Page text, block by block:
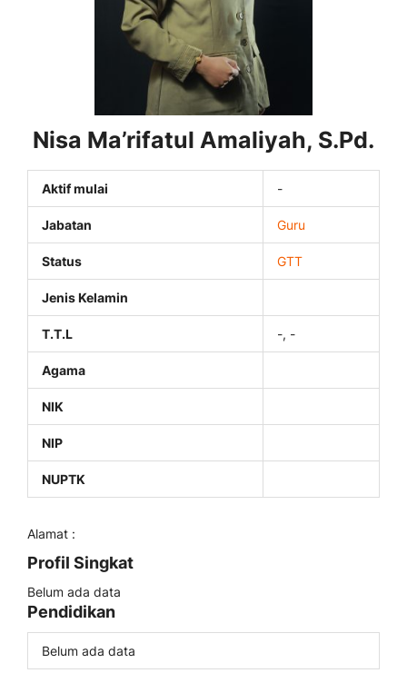
Nisa Ma’rifatul Amaliyah, S.Pd.
Aktif mulai -
Jabatan Guru
Status GTT
Jenis Kelamin
T.T.L -, -
Agama
NIK
NIP
NUPTK
Alamat :
Profil Singkat
Belum ada data
Pendidikan
Belum ada data